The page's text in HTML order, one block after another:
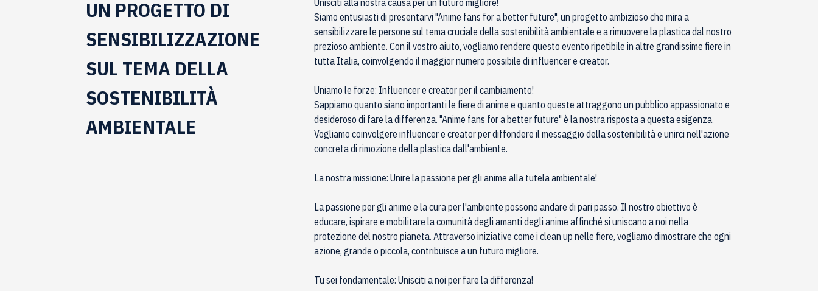
UN PROGETTO DI
SENSIBILIZZAZIONE
SUL TEMA DELLA
SOSTENIBILITÀ
AMBIENTALE
Unisciti alla nostra causa per un futuro migliore!
Siamo entusiasti di presentarvi "Anime fans for a better future", un progetto ambizioso che mira a
sensibilizzare le persone sul tema cruciale della sostenibilità ambientale e a rimuovere la plastica dal nostro
prezioso ambiente. Con il vostro aiuto, vogliamo rendere questo evento ripetibile in altre grandissime fiere in
tutta Italia, coinvolgendo il maggior numero possibile di influencer e creator.
Uniamo le forze: Influencer e creator per il cambiamento!
Sappiamo quanto siano importanti le fiere di anime e quanto queste attraggono un pubblico appassionato e
desideroso di fare la differenza. "Anime fans for a better future" è la nostra risposta a questa esigenza.
Vogliamo coinvolgere influencer e creator per diffondere il messaggio della sostenibilità e unirci nell'azione
concreta di rimozione della plastica dall'ambiente.
La nostra missione: Unire la passione per gli anime alla tutela ambientale!
La passione per gli anime e la cura per l'ambiente possono andare di pari passo. Il nostro obiettivo è
educare, ispirare e mobilitare la comunità degli amanti degli anime affinché si uniscano a noi nella
protezione del nostro pianeta. Attraverso iniziative come i clean up nelle fiere, vogliamo dimostrare che ogni
azione, grande o piccola, contribuisce a un futuro migliore.
Tu sei fondamentale: Unisciti a noi per fare la differenza!